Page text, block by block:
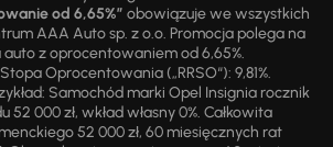
od 6,65%” obowiązuje we wszystkich
AAA Auto sp. z o.o. Promocja polega na
z oprocentowaniem od 6,65%.
Oprocentowania („RRSO“): 9,81%.
Samochód marki Opel Insignia rocznik
52 000 zł, wkład własny 0%. Całkowita
52 000 zł, 60 miesięcznych rat